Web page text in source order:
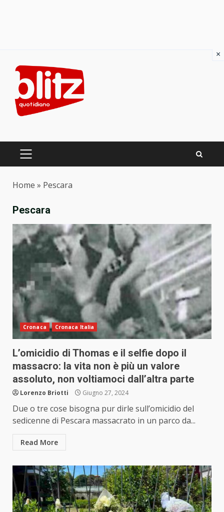
content
PRIMARY
Home » Pescara
Pescara
Cronaca Cronaca Italia
L’omicidio di Thomas e il selfie dopo il
massacro: la vita non è più un valore
assoluto, non voltiamoci dall’altra parte
Lorenzo Briotti Giugno 27, 2024
Due o tre cose bisogna pur dirle sull’omicidio del
sedicenne di Pescara massacrato in un parco da...
Read More
×